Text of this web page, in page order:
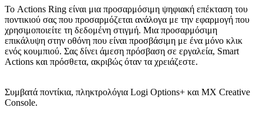
Το Actions Ring είναι μια προσαρμόσιμη ψηφιακή επέκταση του
ποντικιού σας που προσαρμόζεται ανάλογα με την εφαρμογή που
χρησιμοποιείτε τη δεδομένη στιγμή. Μια προσαρμόσιμη
επικάλυψη στην οθόνη που είναι προσβάσιμη με ένα μόνο κλικ
ενός κουμπιού. Σας δίνει άμεση πρόσβαση σε εργαλεία, Smart
Actions και πρόσθετα, ακριβώς όταν τα χρειάζεστε.
Συμβατά ποντίκια, πληκτρολόγια Logi Options+ και MX Creative
Console.